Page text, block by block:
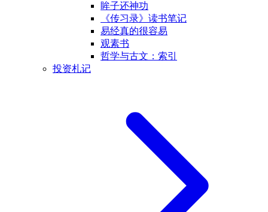
眸子还神功
《传习录》读书笔记
易经真的很容易
观素书
哲学与古文：索引
投资札记